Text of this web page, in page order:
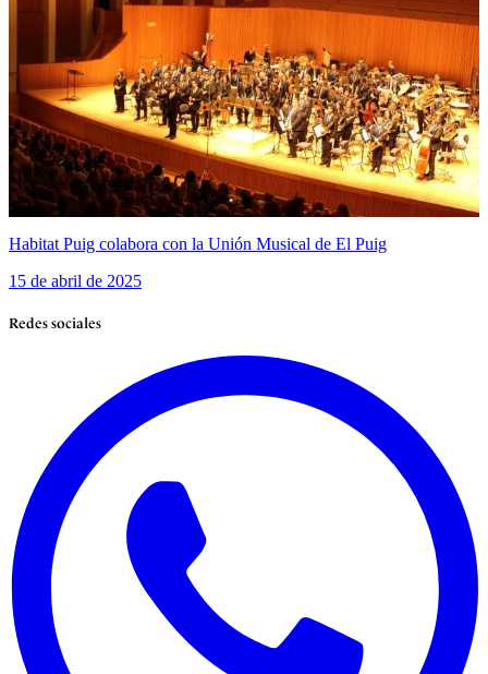
Habitat Puig colabora con la Unión Musical de El Puig
15 de abril de 2025
Redes sociales